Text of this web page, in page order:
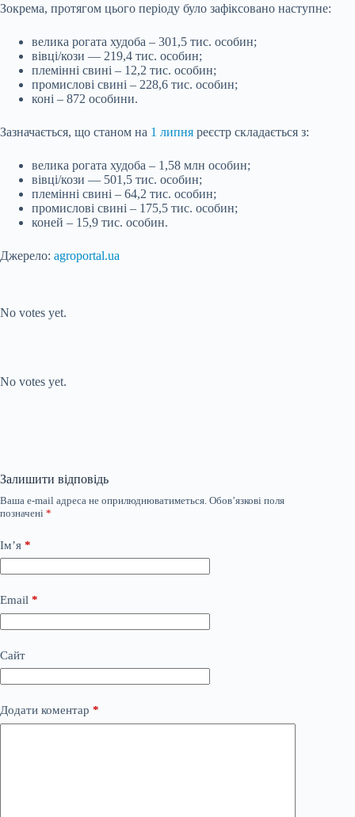
Зокрема, протягом цього періоду було зафіксовано наступне:
велика рогата худоба – 301,5 тис. особин;
вівці/кози — 219,4 тис. особин;
племінні свині – 12,2 тис. особин;
промислові свині – 228,6 тис. особин;
коні – 872 особини.
Зазначається, що станом на 1 липня реєстр складається з:
велика рогата худоба – 1,58 млн особин;
вівці/кози — 501,5 тис. особин;
племінні свині – 64,2 тис. особин;
промислові свині – 175,5 тис. особин;
коней – 15,9 тис. особин.
Джерело: agroportal.ua
No votes yet.
No votes yet.
Залишити відповідь
Ваша e-mail адреса не оприлюднюватиметься. Обов’язкові поля
позначені *
Ім’я *
Email *
Сайт
Додати коментар *